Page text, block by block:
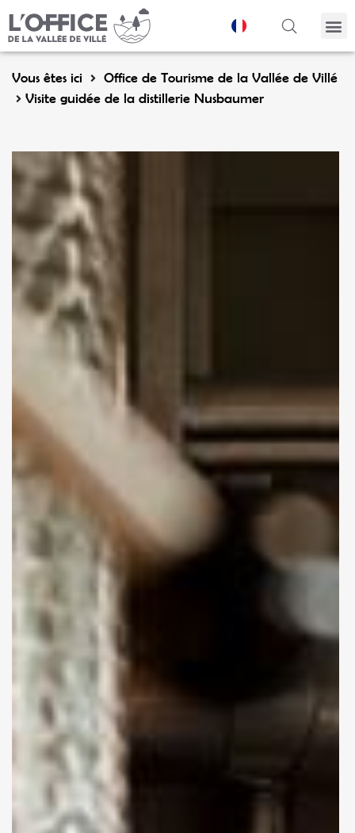
Vous êtes ici
Office de Tourisme de la Vallée de Villé
Visite guidée de la distillerie Nusbaumer
Panneau de gestion des cookies